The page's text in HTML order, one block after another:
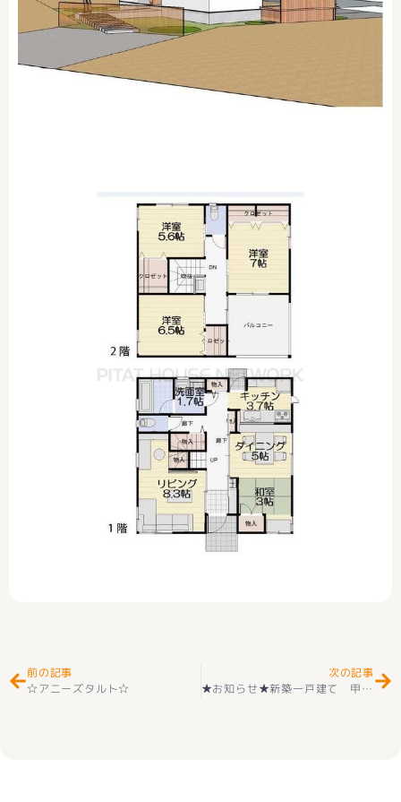
前の記事
☆アニーズタルト☆
次の記事
★お知らせ★新築一戸建て 甲斐市玉川 第２ 2階建 ４ＬＤＫ 全２ 2階建 耐震等級3取得 ＋住宅性能評価付 IH＋エコキュート 竜王南小学区＋玉幡中学区